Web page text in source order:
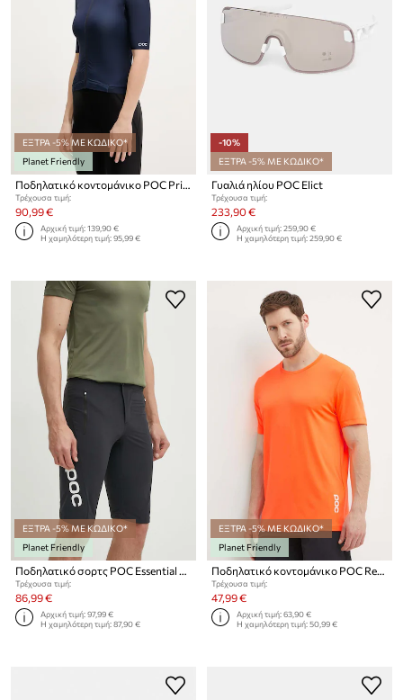
ΕΞΤΡΑ -5% ΜΕ ΚΩΔΙΚΟ*
Planet Friendly
Ποδηλατικό κοντομάνικο POC Pristine
Τρέχουσα τιμή:
90,99 €
Αρχική τιμή:139,90 €
Η χαμηλότερη τιμή:95,99 €
-10%
ΕΞΤΡΑ -5% ΜΕ ΚΩΔΙΚΟ*
Γυαλιά ηλίου POC Elict
Τρέχουσα τιμή:
233,90 €
Αρχική τιμή:259,90 €
Η χαμηλότερη τιμή:259,90 €
ΕΞΤΡΑ -5% ΜΕ ΚΩΔΙΚΟ*
Planet Friendly
Ποδηλατικό σορτς POC Essential Enduro
Τρέχουσα τιμή:
86,99 €
Αρχική τιμή:97,99 €
Η χαμηλότερη τιμή:87,90 €
ΕΞΤΡΑ -5% ΜΕ ΚΩΔΙΚΟ*
Planet Friendly
Ποδηλατικό κοντομάνικο POC Reform Enduro Light
Τρέχουσα τιμή:
47,99 €
Αρχική τιμή:63,90 €
Η χαμηλότερη τιμή:50,99 €